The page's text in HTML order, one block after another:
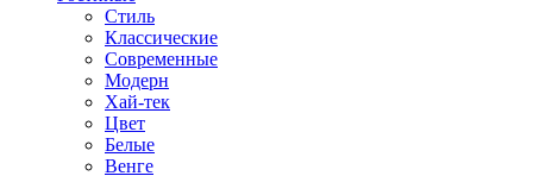
Стиль
Классические
Современные
Модерн
Хай-тек
Цвет
Белые
Венге